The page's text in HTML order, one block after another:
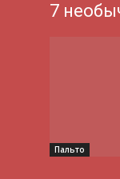
7
Пальто